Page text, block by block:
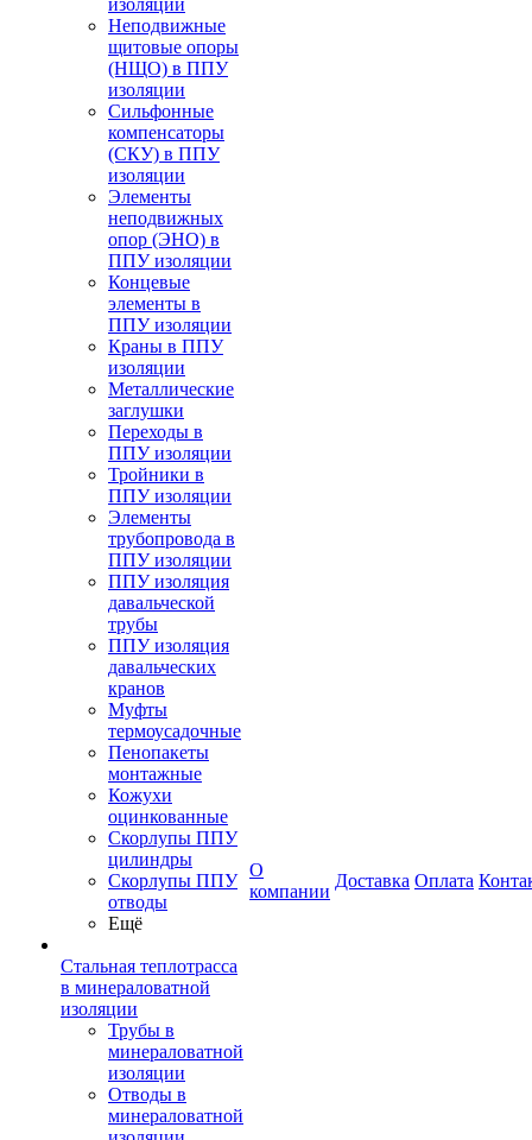
изоляции
Неподвижные
щитовые опоры
(НЩО) в ППУ
изоляции
Cильфонные
компенсаторы
(СКУ) в ППУ
изоляции
Элементы
неподвижных
опор (ЭНО) в
ППУ изоляции
Концевые
элементы в
ППУ изоляции
Краны в ППУ
изоляции
Металлические
заглушки
Переходы в
ППУ изоляции
Тройники в
ППУ изоляции
Элементы
трубопровода в
ППУ изоляции
ППУ изоляция
давальческой
трубы
ППУ изоляция
давальческих
кранов
Муфты
термоусадочные
Пенопакеты
монтажные
Кожухи
оцинкованные
Скорлупы ППУ
цилиндры
Скорлупы ППУ
отводы
Ещё
Стальная теплотрасса
в минераловатной
изоляции
Трубы в
минераловатной
изоляции
Отводы в
минераловатной
О
компании
Доставка Оплата